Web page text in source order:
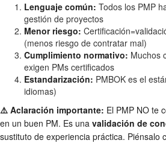
Lenguaje común: Todos los PMP
gestión de proyectos
Menor riesgo:
(menos riesgo de contratar mal)
Cumplimiento normativo: Muchos
exigen PMs certificados
Estandarización: PMBOK es el
idiomas)
⚠️ Aclaración importante: El PMP NO te
en un buen PM. Es una validación de
sustituto de experiencia práctica. Piénsalo